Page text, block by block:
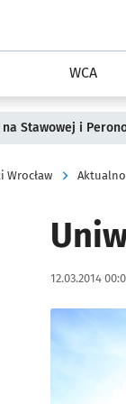
wroclaw.pl
WCA
Stawowej i
Wrocław
Data
12.03.2014
Kliknij, aby